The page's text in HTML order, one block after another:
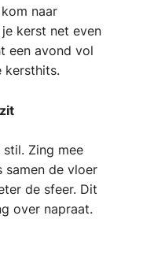
naar
kerst net even
een avond vol
kersthits.
Zing mee
samen de vloer
de sfeer. Dit
over napraat.